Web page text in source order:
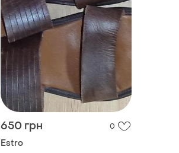
650 грн 0
Estro